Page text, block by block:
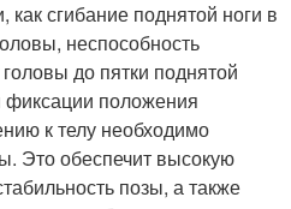
сгибание поднятой ноги в
неспособность
до пятки поднятой
фиксации положения
к телу необходимо
Это обеспечит высокую
позы, а также